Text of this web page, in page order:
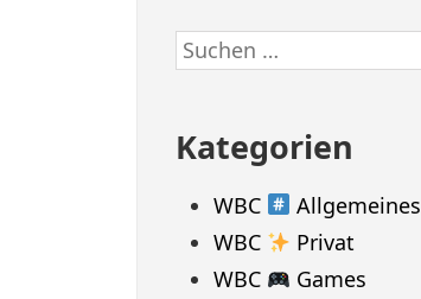
Suchen
nach:
Kategorien
WBC
Allgemeines
WBC
Privat
WBC
Games